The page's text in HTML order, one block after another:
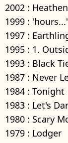
2002 : Heathen
1999 : 'hours...'
1997 :
1995 : 1.
1993 : Black
1987 : Never
1984 : Tonight
1983 : Let's
1980 : Scary
1979 : Lodger